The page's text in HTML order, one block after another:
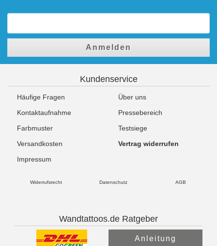
Anmelden
Kundenservice
Häufige Fragen
Über uns
Kontaktaufnahme
Pressebereich
Farbmuster
Testsiege
Versandkosten
Vertrag widerrufen
Impressum
Widerrufsrecht Datenschutz AGB
Wandtattoos.de Ratgeber
Anleitung